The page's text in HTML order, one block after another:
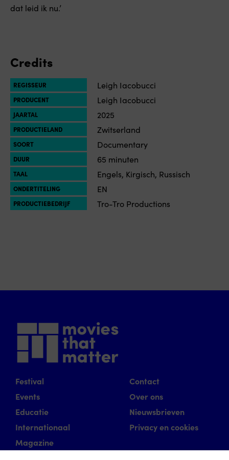
dat leid ik nu.’
Credits
REGISSEUR Leigh Iacobucci
PRODUCENT Leigh Iacobucci
JAARTAL 2025
PRODUCTIELAND Zwitserland
SOORT Documentary
DUUR 65 minuten
TAAL Engels, Kirgisch, Russisch
ONDERTITELING EN
PRODUCTIEBEDRIJF Tro-Tro Productions
Festival
Events
Educatie
Internationaal
Magazine
Contact
Over ons
Nieuwsbrieven
Privacy en cookies